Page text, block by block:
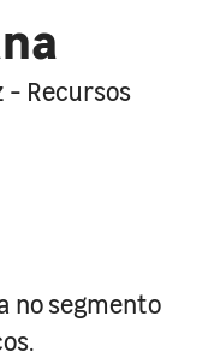
Recursos
no segmento